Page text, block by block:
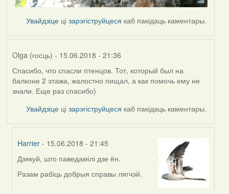
Увайдзіце цізарэгіструйцеся каб пакідаць каментары.
Olga (госць) - 15.06.2018 - 21:36
Спасибо, что спасли птенцов. Тот, который был на
балконе 2 этажа, жалостно пищал, а как помочь ему не
знали. Еще раз спасибо)
Увайдзіце цізарэгіструйцеся каб пакідаць каментары.
Harrier - 15.06.2018 - 21:45
In
reply
Дзякуй, што паведамілі дзе ён.
Разам рабіць добрыя справы лягчэй.